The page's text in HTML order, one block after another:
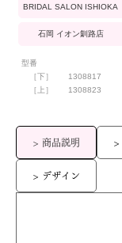
BRIDAL SALON ISHIOKA
石岡 イオン釧路店
型番
［下］
［上］
1308817
1308823
> 商品説明 >
> デザイン